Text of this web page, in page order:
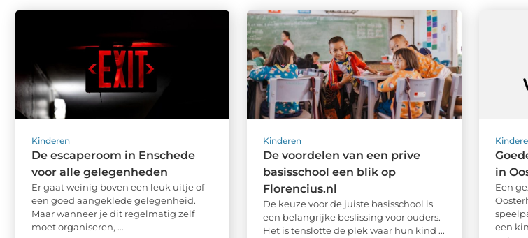
Kinderen
De escaperoom in Enschede
voor alle gelegenheden
Er gaat weinig boven een leuk uitje of
een goed aangeklede gelegenheid.
Maar wanneer je dit regelmatig zelf
moet organiseren, ...
Kinderen
De voordelen van een prive
basisschool een blik op
Florencius.nl
De keuze voor de juiste basisschool is
een belangrijke beslissing voor ouders.
Het is tenslotte de plek waar hun kind ...
in
Een
een